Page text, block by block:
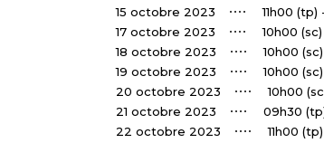
15 octobre 2023
11h00 (tp)
17 octobre 2023
10h00
18 octobre 2023
10h00
19 octobre 2023
10h00
20 octobre 2023
10h00
21 octobre 2023
09h30
22 octobre 2023
11h00